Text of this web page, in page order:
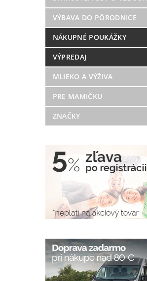
VÝBAVA DO PÔRODNICE
NÁKUPNÉ POUKÁŽKY
VÝPREDAJ
MLIEKO A VÝŽIVA
PRE MAMIČKU
ZNAČKY